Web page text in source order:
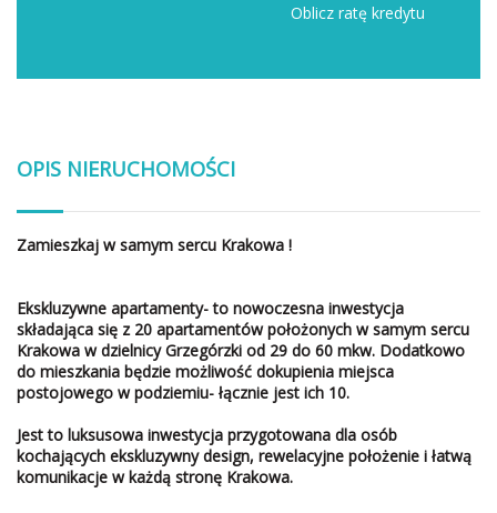
Oblicz ratę kredytu
OPIS NIERUCHOMOŚCI
Zamieszkaj w samym sercu Krakowa !
Ekskluzywne apartamenty-to nowoczesna inwestycja
składająca się z 20 apartamentów położonych w samym sercu
Krakowa w dzielnicy Grzegórzki od 29 do 60 mkw. Dodatkowo
do mieszkania będzie możliwość dokupienia miejsca
postojowego w podziemiu- łącznie jest ich 10.
Jest to luksusowa inwestycja przygotowana dla osób
kochających ekskluzywny design, rewelacyjne położenie i łatwą
komunikacje w każdą stronę Krakowa.